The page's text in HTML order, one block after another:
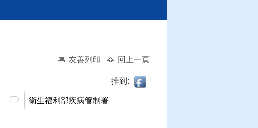
友善列印 回上一頁
推到:
衛生福利部疾病管制署